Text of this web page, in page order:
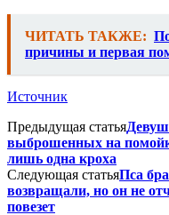
ЧИТАТЬ ТАКЖЕ:
причины и первая
Источник
Предыдущая статья
выброшенных на
лишь одна кроха
Следующая статьяПса
возвращали, но он не
повезет